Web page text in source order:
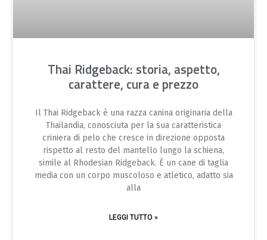
Thai Ridgeback: storia, aspetto,
carattere, cura e prezzo
Il Thai Ridgeback è una razza canina originaria della
Thailandia, conosciuta per la sua caratteristica
criniera di pelo che cresce in direzione opposta
rispetto al resto del mantello lungo la schiena,
simile al Rhodesian Ridgeback. È un cane di taglia
media con un corpo muscoloso e atletico, adatto sia
alla
LEGGI TUTTO »